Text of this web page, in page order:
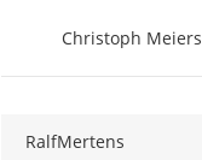
Christoph Meiers
RalfMertens